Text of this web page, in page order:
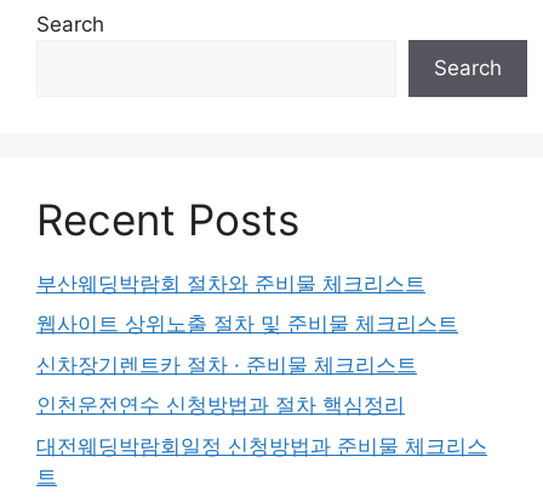
Search
Search
Recent Posts
부산웨딩박람회 절차와 준비물 체크리스트
웹사이트 상위노출 절차 및 준비물 체크리스트
신차장기렌트카 절차 · 준비물 체크리스트
인천운전연수 신청방법과 절차 핵심정리
대전웨딩박람회일정 신청방법과 준비물 체크리스
트